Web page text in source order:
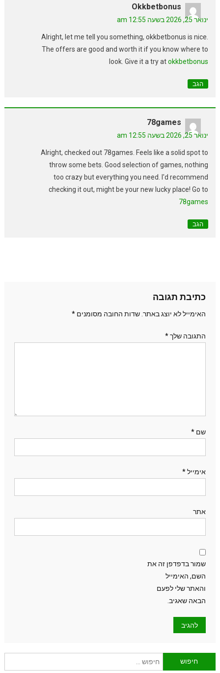
Okkbetbonus
ינואר 25, 2026 בשעה 12:55 am
Alright, let me tell you something, okkbetbonus is nice.
The offers are good and worth it if you know where to
look. Give it a try atokkbetbonus
הגב
78games
ינואר 25, 2026 בשעה 12:55 am
Alright, checked out 78games. Feels like a solid spot to
throw some bets. Good selection of games, nothing
too crazy but everything you need. I'd recommend
checking it out, might be your new lucky place! Go to
78games
הגב
כתיבת תגובה
האימייל לא יוצג באתר. שדות החובה מסומנים *
התגובה שלך*
שם *
אימייל*
אתר
שמור בדפדפן זה את
השם, האימייל
והאתר שלי לפעם
הבאה שאגיב.
חיפוש: